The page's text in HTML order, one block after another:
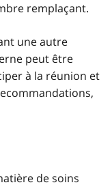
remplaçant.
une autre
peut être
à la réunion et
de soins